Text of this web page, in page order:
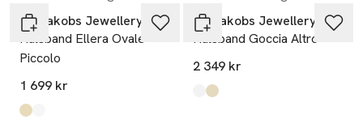
Sif Jakobs Jewellery
Halsband Ellera Ovale
Piccolo
1 699 kr
Produkten finns i färgerna:
gold
silver
Sif Jakobs Jewellery
Halsband Goccia Altro
2 349 kr
Produkten finns i färgerna:
silver
gold,